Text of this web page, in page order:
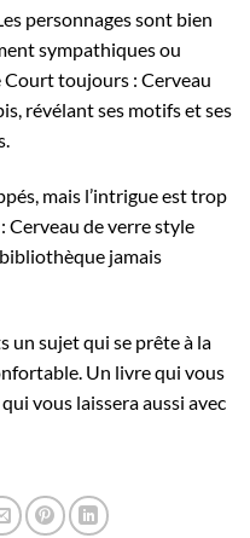
personnages sont bien
sympathiques ou
Court toujours : Cerveau
révélant ses motifs et ses
mais l’intrigue est trop
de verre style
bibliothèque jamais
un sujet qui se prête à la
Un livre qui vous
vous laissera aussi avec